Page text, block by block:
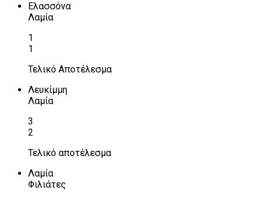
Ελασσόνα
Λαμία
1
1
Τελικό Αποτέλεσμα
Λευκίμμη
Λαμία
3
2
Τελικό αποτέλεσμα
Λαμία
Φιλιάτες